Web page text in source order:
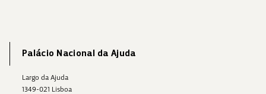
Palácio Nacional da Ajuda
Largo da Ajuda
1349-021 Lisboa